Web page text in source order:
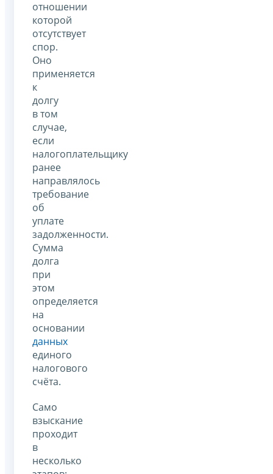
отношении
которой
отсутствует
спор.
Оно
применяется
к
долгу
в том
случае,
если
налогоплательщику
ранее
направлялось
требование
об
уплате
задолженности.
Сумма
долга
при
этом
определяется
на
основании
данных
единого
налогового
счёта.
Само
взыскание
проходит
в
несколько